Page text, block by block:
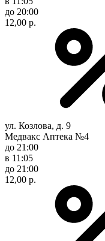
до 20:00
12,00 р.
ул. Козлова, д. 9
Медвакс Аптека №4
до 21:00
в 11:05
до 21:00
12,00 р.